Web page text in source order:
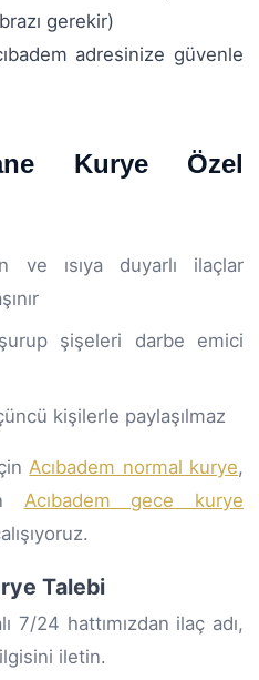
gerekir)
adresinize güvenle
Kurye Özel
ve ısıya duyarlı ilaçlar
şişeleri darbe emici
kişilerle paylaşılmaz
Acıbadem normal kurye,
Acıbadem gece kurye
Talebi
7/24 hattımızdan ilaç adı,
iletin.